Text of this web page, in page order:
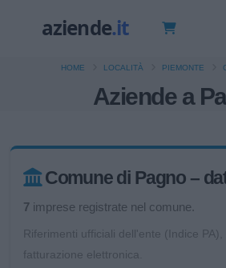
Aziende a
HOME LOCALITÀ PIEMONTE
Comune di Pagno –
7 imprese registrate nel comune.
Riferimenti ufficiali dell'ente (Indice
fatturazione elettronica.